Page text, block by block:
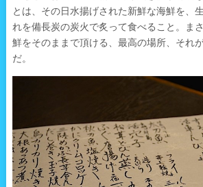
とは、その日水揚げされた新鮮な海鮮を、
れを備長炭の炭火で炙って食べること。ま
鮮をそのままで頂ける、最高の場所、それ
だ。